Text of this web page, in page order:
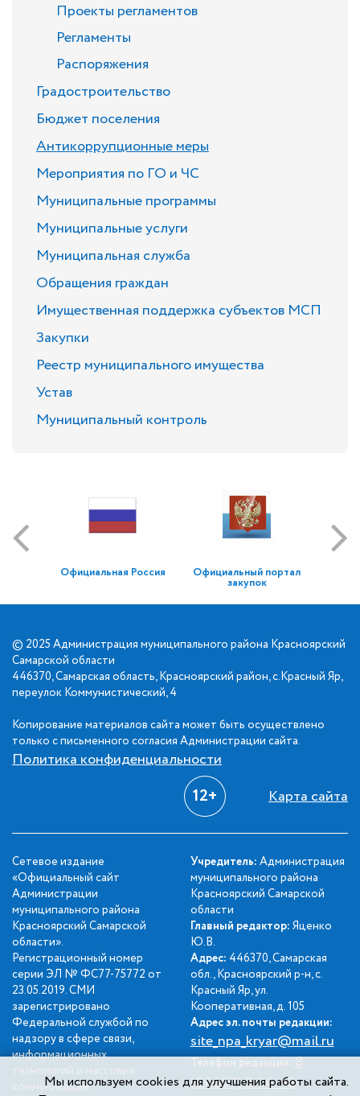
Проекты регламентов
Регламенты
Распоряжения
Градостроительство
Бюджет поселения
Антикоррупционные меры
Мероприятия по ГО и ЧС
Муниципальные программы
Муниципальные услуги
Муниципальная служба
Обращения граждан
Имущественная поддержка субъектов МСП
Закупки
Реестр муниципального имущества
Устав
Муниципальный контроль
Официальная Россия Официальный портал
закупок
© 2025 Администрация муниципального района Красноярский
Самарской области
446370, Самарская область, Красноярский район, с.Красный Яр,
переулок Коммунистический, 4
Копирование материалов сайта может быть осуществлено
только с письменного согласия Администрации сайта.
Политика конфиденциальности
12+ Карта сайта
Сетевое издание
«Официальный сайт
Администрации
муниципального района
Красноярский Самарской
области».
Регистрационный номер
серии ЭЛ № ФС77-75772 от
23.05.2019. СМИ
зарегистрировано
Федеральной службой по
надзору в сфере связи,
информационных
технологий и массовых
коммуникаций
Учредитель: Администрация
муниципального района
Красноярский Самарской
области
Главный редактор: Яценко
Ю.В.
Адрес: 446370, Самарская
обл., Красноярский р-н, с.
Красный Яр, ул.
Кооперативная, д. 105
Адрес эл. почты редакции:
site_npa_kryar@mail.ru
Телефон редакции: 8
(84657) 2-34-42
Мы используем cookies для улучшения работы сайта.